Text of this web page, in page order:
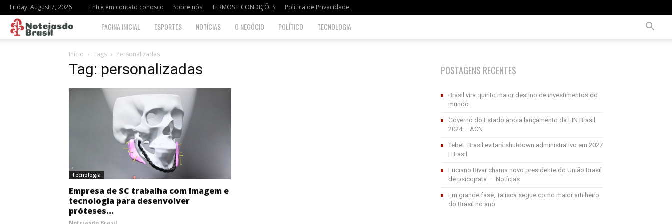
Friday, August 7, 2026 Entre em contato conosco Sobre nós TERMOS E CONDIÇÕES Política de Privacidade
Notciasdo
Brasil
PAGINA INICIAL ESPORTES NOTÍCIAS O NEGÓCIO POLÍTICO TECNOLOGIA
Início Tags Personalizadas
Tag: personalizadas
Tecnologia
Empresa de SC trabalha com imagem e
tecnologia para desenvolver
próteses...
POSTAGENS RECENTES
Brasil vira quinto maior destino de investimentos do
mundo
Governo do Estado apoia lançamento da FIN Brasil
2024 – ACN
Tebet: Brasil evitará shutdown administrativo em 2027
| Brasil
Luciano Bivar chama novo presidente do União Brasil
de psicopata – Notícias
Em grande fase, Talisca segue como maior artilheiro
do Brasil no ano